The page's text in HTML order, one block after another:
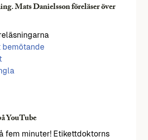
Mats Danielsson föreläser över
bemötande
YouTube
fem minuter! Etikettdoktorns